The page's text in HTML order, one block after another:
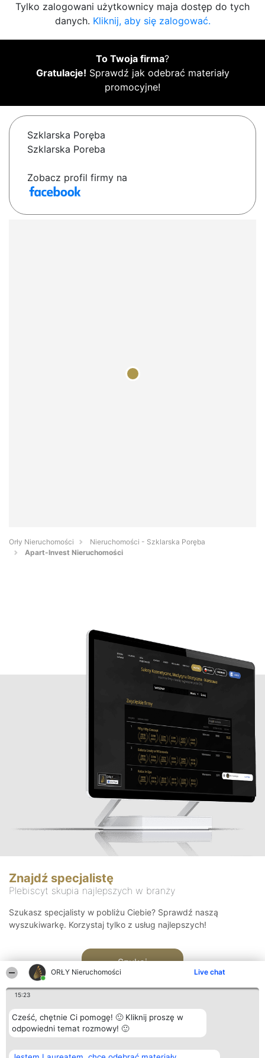
ORŁY Nieruchomości Live chat
15:23
Cześć, chętnie Ci pomogę! 🙂 Kliknij proszę w
odpowiedni temat rozmowy! 🙂
Tylko zalogowani użytkownicy maja dostęp do tych
danych. Kliknij, aby się zalogować.
To Twoja firma?
Gratulacje! Sprawdź jak odebrać materiały
promocyjne!
Szklarska Poręba
Szklarska Poreba
Zobacz profil firmy na
Orły Nieruchomości
Nieruchomości - Szklarska Poręba
Apart-Invest Nieruchomości
Znajdź specjalistę
Plebiscyt skupia najlepszych w branży
Szukasz specjalisty w pobliżu Ciebie? Sprawdź naszą
wyszukiwarkę. Korzystaj tylko z usług najlepszych!
Szukaj
Organizator plebiscytu Plebiscyt Kontakt